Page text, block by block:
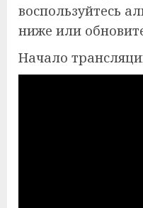
воспользуйтесь
ниже или
Начало